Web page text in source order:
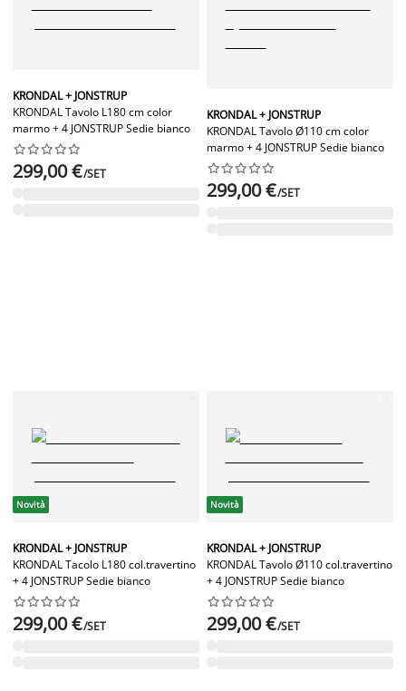
KRONDAL + JONSTRUP
KRONDAL Tavolo L180 cm color
marmo + 4 JONSTRUP Sedie bianco






299,00 €/SET
KRONDAL + JONSTRUP
KRONDAL Tavolo Ø110 cm color
marmo + 4 JONSTRUP Sedie bianco






299,00 €/SET
Novità
KRONDAL + JONSTRUP
KRONDAL Tacolo L180 col.travertino
+ 4 JONSTRUP Sedie bianco






299,00 €/SET
Novità
KRONDAL + JONSTRUP
KRONDAL Tavolo Ø110 col.travertino
+ 4 JONSTRUP Sedie bianco






299,00 €/SET